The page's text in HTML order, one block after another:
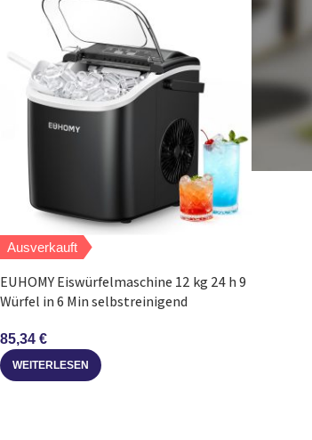
Ausverkauft
EUHOMY Eiswürfelmaschine 12 kg 24 h 9
Würfel in 6 Min selbstreinigend
85,34 €
WEITERLESEN